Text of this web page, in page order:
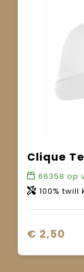
Clique
66358 op
100% twill
€ 2,50